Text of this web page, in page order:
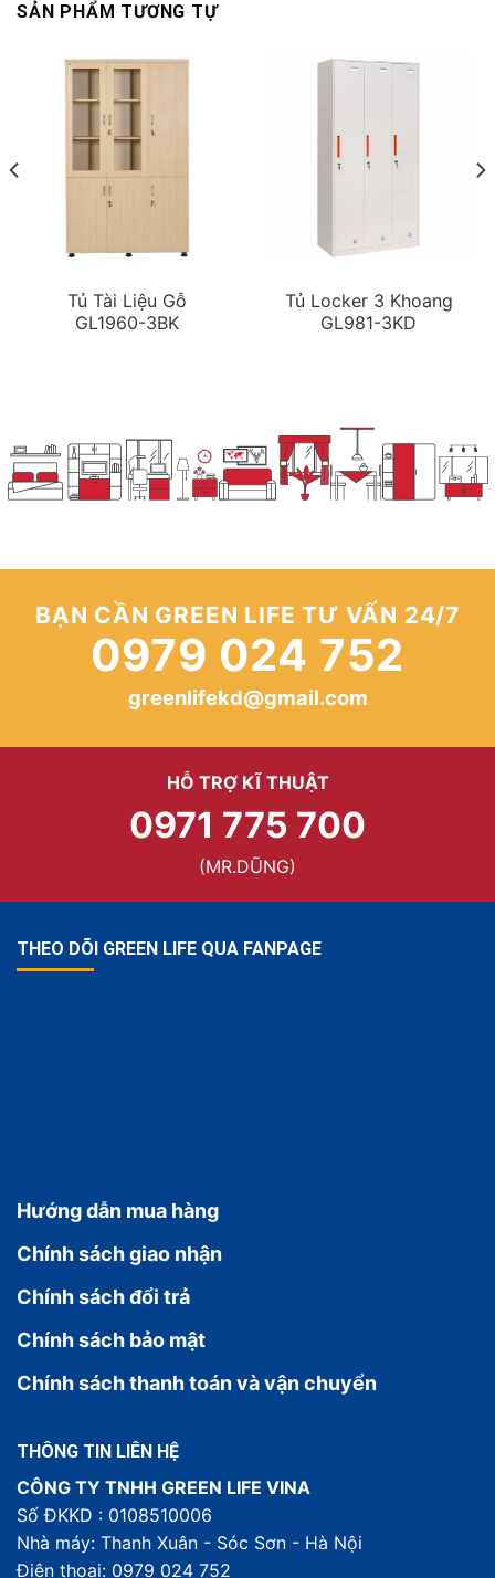
SẢN PHẨM TƯƠNG TỰ
Tủ Tài Liệu Gỗ
GL1960-3BK
Tủ Locker 3 Khoang
GL981-3KD
BẠN CẦN GREEN LIFE TƯ VẤN 24/7
0979 024 752
greenlifekd@gmail.com
HỖ TRỢ KĨ THUẬT
0971 775 700
(MR.DŨNG)
THEO DÕI GREEN LIFE QUA FANPAGE
Hướng dẫn mua hàng
Chính sách giao nhận
Chính sách đổi trả
Chính sách bảo mật
Chính sách thanh toán và vận chuyển
THÔNG TIN LIÊN HỆ
CÔNG TY TNHH GREEN LIFE VINA
Số ĐKKD : 0108510006
Nhà máy: Thanh Xuân - Sóc Sơn - Hà Nội
Điện thoại: 0979 024 752